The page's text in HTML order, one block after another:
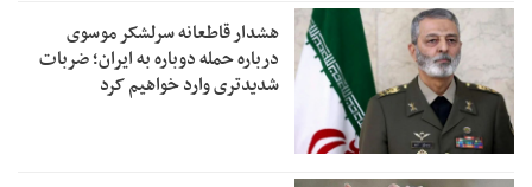
هشدار قاطعانه سرلشکر موسوی
درباره حمله دوباره به ایران؛ ضربات
شدیدتری وارد خواهیم کرد